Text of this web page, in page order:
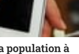
population à